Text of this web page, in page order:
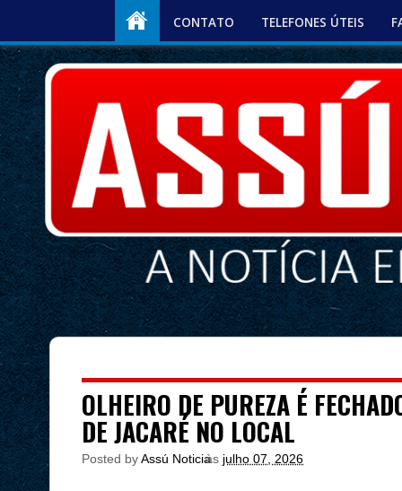
CONTATO TELEFONES ÚTEIS
OLHEIRO DE PUREZA É
DE JACARÉ NO LOCAL
Posted byAssú Noticia
às julho 07, 2026